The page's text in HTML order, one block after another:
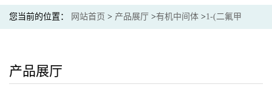
您当前的位置： 网站首页 > 产品展厅 >有机中间体 >1-(二氟甲
产品展厅